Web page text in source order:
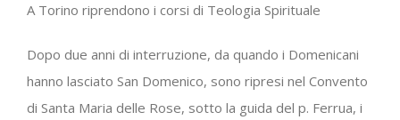
A Torino riprendono i corsi di Teologia Spirituale
Dopo due anni di interruzione, da quando i Domenicani
hanno lasciato San Domenico, sono ripresi nel Convento
di Santa Maria delle Rose, sotto la guida del p. Ferrua, i